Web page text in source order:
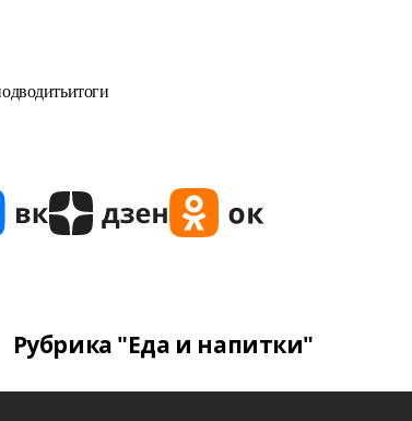
Рубрика "Еда и напитки"